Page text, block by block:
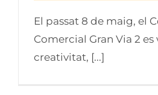
El passat 8 de maig, el
Comercial Gran Via 2
creativitat, [...]